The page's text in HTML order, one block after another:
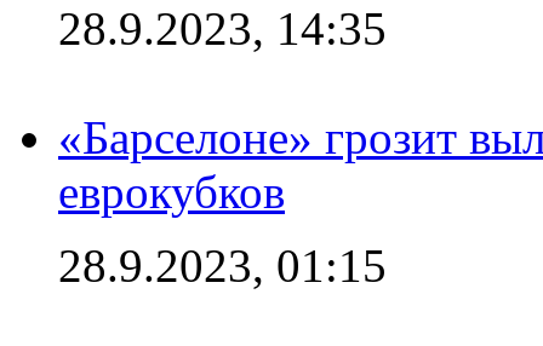
28.9.2023, 14:35
«Барселоне» грозит
еврокубков
28.9.2023, 01:15